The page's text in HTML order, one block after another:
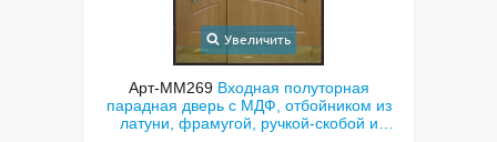
Увеличить
Арт-ММ282Металлическая однопольная
серая техническая дверь с полимерной
покраской